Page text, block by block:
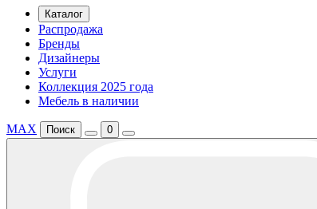
Каталог
Распродажа
Бренды
Дизайнеры
Услуги
Коллекция 2025 года
Мебель в наличии
MAX Поиск 0